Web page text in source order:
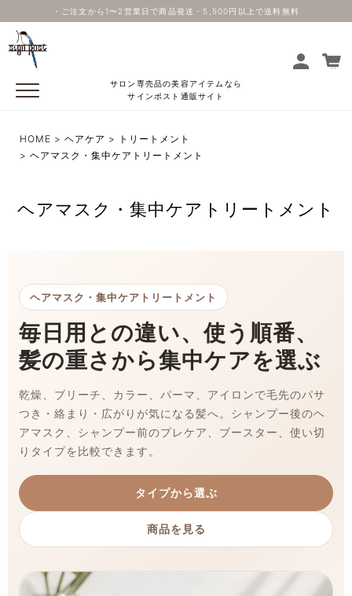
・ご注文から1〜2営業日で商品発送・5,500円以上で送料無料
サロン専売品の美容アイテムなら
サインポスト通販サイト
HOME ヘアケア
トリートメント
ヘアマスク・集中ケアトリートメント
ヘアマスク・集中ケアトリートメント
ヘアマスク・集中ケアトリートメント
毎日用との違い、使う順番、
髪の重さから集中ケアを選ぶ
乾燥、ブリーチ、カラー、パーマ、アイロンで毛先のパサ
つき・絡まり・広がりが気になる髪へ。シャンプー後のヘ
アマスク、シャンプー前のプレケア、ブースター、使い切
りタイプを比較できます。
タイプから選ぶ
商品を見る